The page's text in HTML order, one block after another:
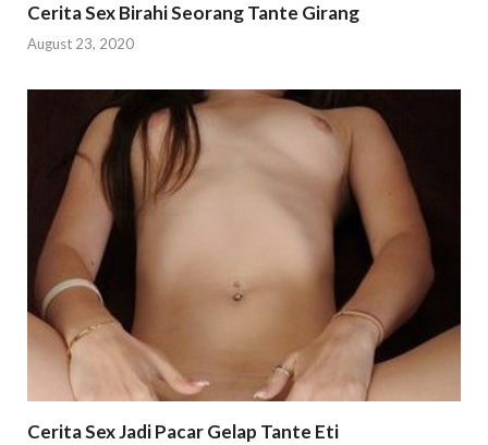
Cerita Sex Birahi Seorang Tante Girang
August 23, 2020
Cerita Sex Jadi Pacar Gelap Tante Eti